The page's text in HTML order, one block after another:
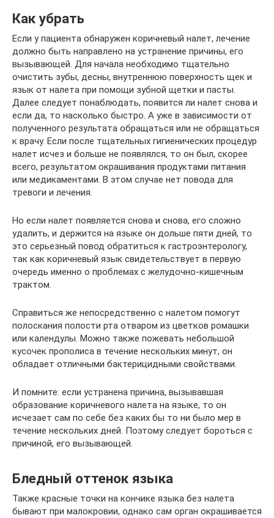
Как убрать
Если у пациента обнаружен коричневый налет, лечение
должно быть направлено на устранение причины, его
вызывающей. Для начала необходимо тщательно
очистить зубы, десны, внутреннюю поверхность щек и
язык от налета при помощи зубной щетки и пасты.
Далее следует понаблюдать, появится ли налет снова и
если да, то насколько быстро. А уже в зависимости от
полученного результата обращаться или не обращаться
к врачу. Если после тщательных гигиенических процедур
налет исчез и больше не появлялся, то он был, скорее
всего, результатом окрашивания продуктами питания
или медикаментами. В этом случае нет повода для
тревоги и лечения.
Но если налет появляется снова и снова, его сложно
удалить, и держится на языке он дольше пяти дней, то
это серьезный повод обратиться к гастроэнтерологу,
так как коричневый язык свидетельствует в первую
очередь именно о проблемах с желудочно-кишечным
трактом.
Справиться же непосредственно с налетом помогут
полоскания полости рта отваром из цветков ромашки
или календулы. Можно также пожевать небольшой
кусочек прополиса в течение нескольких минут, он
обладает отличными бактерицидными свойствами.
И помните: если устранена причина, вызывавшая
образование коричневого налета на языке, то он
исчезает сам по себе без каких бы то ни было мер в
течение нескольких дней. Поэтому следует бороться с
причиной, его вызывающей.
Бледный оттенок языка
Также красные точки на кончике языка без налета
бывают при малокровии, однако сам орган окрашивается